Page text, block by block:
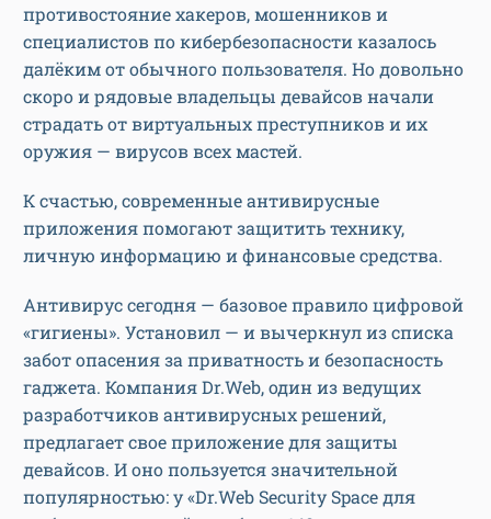
противостояние хакеров, мошенников и
специалистов по кибербезопасности казалось
далёким от обычного пользователя. Но довольно
скоро и рядовые владельцы девайсов начали
страдать от виртуальных преступников и их
оружия — вирусов всех мастей.
К счастью, современные антивирусные
приложения помогают защитить технику,
личную информацию и финансовые средства.
Антивирус сегодня — базовое правило цифровой
«гигиены». Установил — и вычеркнул из списка
забот опасения за приватность и безопасность
гаджета. Компания Dr.Web, один из ведущих
разработчиков антивирусных решений,
предлагает свое приложение для защиты
девайсов. И оно пользуется значительной
популярностью: у «Dr.Web Security Space для